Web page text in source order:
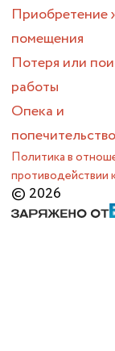
Приобретение
помещения
Потеря или
работы
Опека и
попечительство
Политика в
противодействии
© 2026